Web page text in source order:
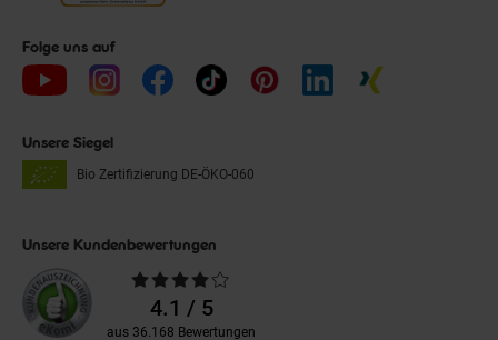
Folge uns auf
Unsere Siegel
Bio Zertifizierung DE-ÖKO-060
Unsere Kundenbewertungen
Durchschnittliche
Bewertungen4.1 / 5
aus 36.168 Bewertungen